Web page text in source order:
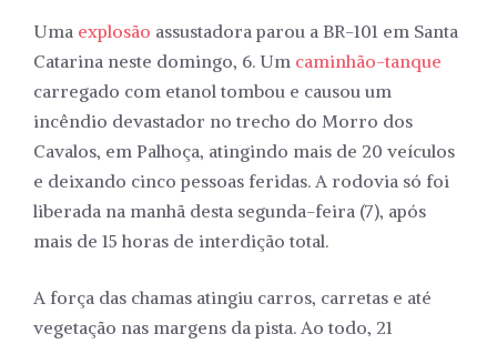
Uma explosão assustadora parou a BR-101 em Santa
Catarina neste domingo, 6. Um caminhão-tanque
carregado com etanol tombou e causou um
incêndio devastador no trecho do Morro dos
Cavalos, em Palhoça, atingindo mais de 20 veículos
e deixando cinco pessoas feridas. A rodovia só foi
liberada na manhã desta segunda-feira (7), após
mais de 15 horas de interdição total.
A força das chamas atingiu carros, carretas e até
vegetação nas margens da pista. Ao todo, 21